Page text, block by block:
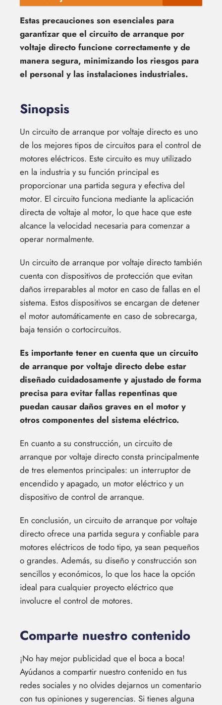
Estas precauciones son esenciales para
garantizar que el circuito de arranque por
voltaje directo funcione correctamente y de
manera segura, minimizando los riesgos para
el personal y las instalaciones industriales.
Sinopsis
Un circuito de arranque por voltaje directo es uno
de los mejores tipos de circuitos para el control de
motores eléctricos. Este circuito es muy utilizado
en la industria y su función principal es
proporcionar una partida segura y efectiva del
motor. El circuito funciona mediante la aplicación
directa de voltaje al motor, lo que hace que este
alcance la velocidad necesaria para comenzar a
operar normalmente.
Un circuito de arranque por voltaje directo también
cuenta con dispositivos de protección que evitan
daños irreparables al motor en caso de fallas en el
sistema. Estos dispositivos se encargan de detener
el motor automáticamente en caso de sobrecarga,
baja tensión o cortocircuitos.
Es importante tener en cuenta que un circuito
de arranque por voltaje directo debe estar
diseñado cuidadosamente y ajustado de forma
precisa para evitar fallas repentinas que
puedan causar daños graves en el motor y
otros componentes del sistema eléctrico.
En cuanto a su construcción, un circuito de
arranque por voltaje directo consta principalmente
de tres elementos principales: un interruptor de
encendido y apagado, un motor eléctrico y un
dispositivo de control de arranque.
En conclusión, un circuito de arranque por voltaje
directo ofrece una partida segura y confiable para
motores eléctricos de todo tipo, ya sean pequeños
o grandes. Además, su diseño y construcción son
sencillos y económicos, lo que los hace la opción
ideal para cualquier proyecto eléctrico que
involucre el control de motores.
Comparte nuestro contenido
¡No hay mejor publicidad que el boca a boca!
Ayúdanos a compartir nuestro contenido en tus
redes sociales y no olvides dejarnos un comentario
con tus opiniones y sugerencias. Si tienes alguna